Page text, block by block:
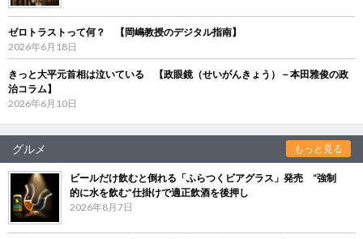
ゼロトラストって何？ 【岡嶋教授のデジタル指南】
2026年6月18日
きっと大平元首相は泣いている 【政眼鏡（せいがんきょう）－本田雅俊の政
治コラム】
2026年6月10日
グルメ もっと見る
ビールだけ飲むと倒れる「ふらつくビアグラス」発売 “強制
的に水を飲む”仕掛けで適正飲酒を後押し
2026年8月7日